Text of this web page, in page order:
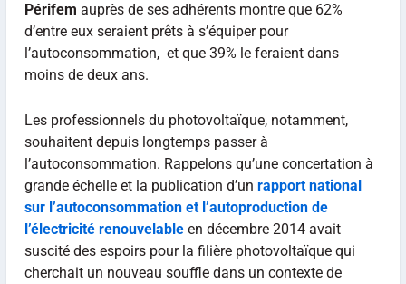
Périfem auprès de ses adhérents montre que 62%
d’entre eux seraient prêts à s’équiper pour
l’autoconsommation, et que 39% le feraient dans
moins de deux ans.
Les professionnels du photovoltaïque, notamment,
souhaitent depuis longtemps passer à
l’autoconsommation. Rappelons qu’une concertation à
grande échelle et la publication d’un rapport national
sur l’autoconsommation et l’autoproduction de
l’électricité renouvelableen décembre 2014 avait
suscité des espoirs pour la filière photovoltaïque qui
cherchait un nouveau souffle dans un contexte de